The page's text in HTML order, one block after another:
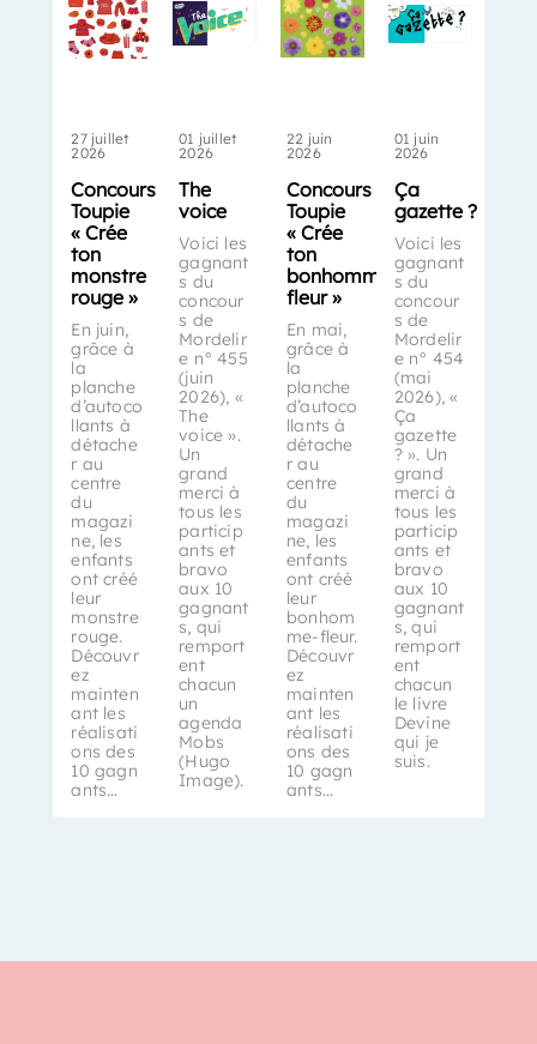
27 juillet
2026
Concours
Toupie
« Crée
ton
monstre
rouge »
En juin,
grâce à
la
planche
d’autoco
llants à
détache
r au
centre
du
magazi
ne, les
enfants
ont créé
leur
monstre
rouge.
Découvr
ez
mainten
ant les
réalisati
ons des
10 gagn
ants…
01 juillet
2026
The
voice
Voici les
gagnant
s du
concour
s de
Mordelir
e n° 455
(juin
2026), «
The
voice ».
Un
grand
merci à
tous les
particip
ants et
bravo
aux 10
gagnant
s, qui
remport
ent
chacun
un
agenda
Mobs
(Hugo
Image).
22 juin
2026
Concours
Toupie
« Crée
ton
bonhomme-
fleur »
En mai,
grâce à
la
planche
d’autoco
llants à
détache
r au
centre
du
magazi
ne, les
enfants
ont créé
leur
bonhom
me-fleur.
Découvr
ez
mainten
ant les
réalisati
ons des
10 gagn
ants…
01 juin
2026
Ça
gazette ?
Voici les
gagnant
s du
concour
s de
Mordelir
e n° 454
(mai
2026), «
Ça
gazette
? ». Un
grand
merci à
tous les
particip
ants et
bravo
aux 10
gagnant
s, qui
remport
ent
chacun
le livre
Devine
qui je
suis.